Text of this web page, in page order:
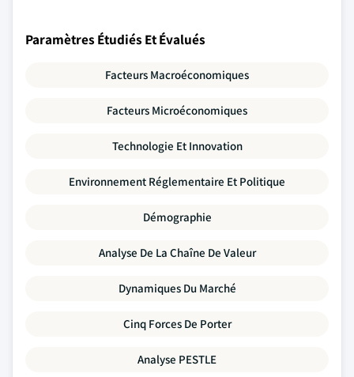
Paramètres Étudiés Et Évalués
Facteurs Macroéconomiques
Facteurs Microéconomiques
Technologie Et Innovation
Environnement Réglementaire Et Politique
Démographie
Analyse De La Chaîne De Valeur
Dynamiques Du Marché
Cinq Forces De Porter
Analyse PESTLE